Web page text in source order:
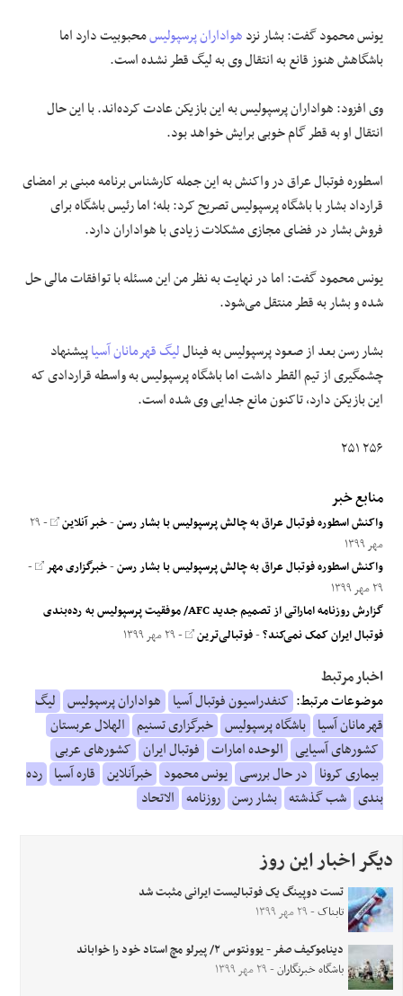
یونس محمود گفت: بشار نزدهواداران پرسپولیسمحبوبیت دارد اما
باشگاهش هنوز قانع به انتقال وی به لیگ قطر نشده است.
وی افزود: هواداران پرسپولیس به این بازیکن عادت کرده‌اند. با این حال
انتقال او به قطر گام خوبی برایش خواهد بود.
اسطوره فوتبال عراق در واکنش به این جمله کارشناس برنامه مبنی بر امضای
قرارداد بشار با باشگاه پرسپولیس تصریح کرد: بله؛ اما رئیس باشگاه برای
فروش بشار در فضای مجازی مشکلات زیادی با هواداران دارد.
یونس محمود گفت: اما در نهایت به نظر من این مسئله با توافقات مالی حل
شده و بشار به قطر منتقل می‌شود.
بشار رسن بعد از صعود پرسپولیس به فیناللیگ قهرمانان آسیاپیشنهاد
چشمگیری از تیم القطر داشت اما باشگاه پرسپولیس به واسطه قراردادی که
این بازیکن دارد، تاکنون مانع جدایی وی شده است.
۲۵۶ ۲۵۱
منابع خبر
واکنش اسطوره فوتبال عراق به چالش پرسپولیس با بشار رسن-خبر آنلاین
- ۲۹
مهر ۱۳۹۹
واکنش اسطوره فوتبال عراق به چالش پرسپولیس با بشار رسن-خبرگزاری مهر -
۲۹ مهر ۱۳۹۹
گزارش روزنامه اماراتی از تصمیم جدید AFC/ موفقیت پرسپولیس به رده‌بندی
فوتبال ایران کمک نمی‌کند؟-فوتبالی‌ترین - ۲۹ مهر ۱۳۹۹
اخبار مرتبط
موضوعات مرتبط: کنفدراسیون فوتبال آسیا هواداران پرسپولیس لیگ
قهرمانان آسیا باشگاه پرسپولیس خبرگزاری تسنیم الهلال عربستان
کشورهای آسیایی الوحده امارات فوتبال ایران کشورهای عربی
بیماری کرونا در حال بررسی یونس محمود خبرآنلاین قاره آسیا رده
بندی شب گذشته بشار رسن روزنامه الاتحاد
دیگر اخبار این روز
تست دوپینگ یک فوتبالیست ایرانی مثبت شد
تابناک- ۲۹ مهر ۱۳۹۹
دیناموکیف صفر - یوونتوس ۲/ پیرلو مچ استاد خود را خواباند
باشگاه خبرنگاران- ۲۹ مهر ۱۳۹۹